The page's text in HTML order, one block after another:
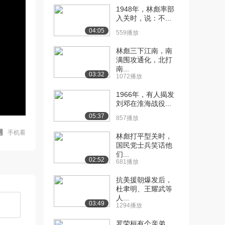
手机看
04:05
1948年，林彪率部
入关时，说：不...
559播放
03:32
林彪三下江南，南
满围攻通化，北打
南...
1072播放
05:37
1966年，有人揭发
刘邓在淮海战役...
857播放
02:52
林彪打平型关时，
国民党士兵笑话他
们...
681播放
03:49
抗美援朝爆发后，
杜聿明、王耀武等
人...
1294播放